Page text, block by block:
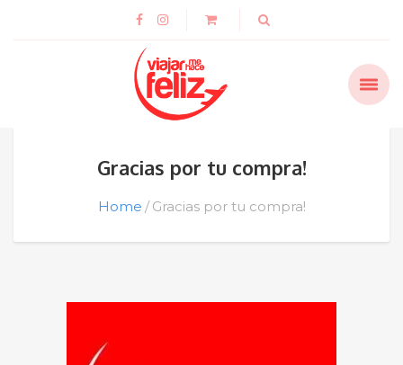
Gracias por tu compra!
Home Gracias por tu compra!